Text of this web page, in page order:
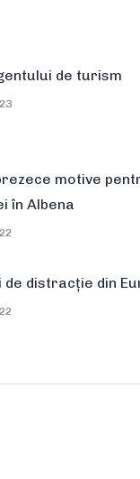
de turism
motive
în Albena
de distracție din